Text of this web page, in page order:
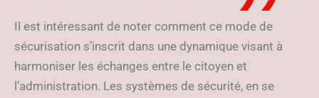
Il est intéressant de noter comment ce mode de
sécurisation s’inscrit dans une dynamique visant à
harmoniser les échanges entre le citoyen et
l’administration. Les systèmes de sécurité, en se